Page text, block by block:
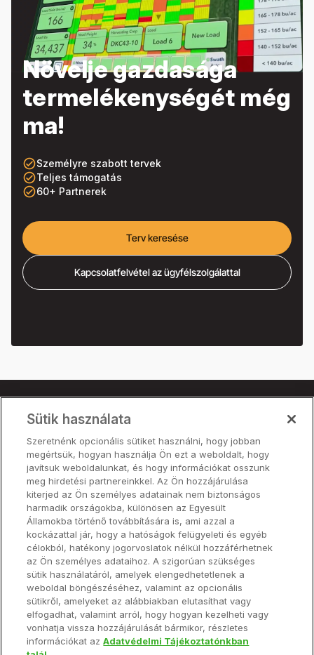
Növelje gazdasága
termelékenységét még
ma!
check_circle_outlineSzemélyre szabott tervek
check_circle_outlineTeljes támogatás
check_circle_outline60+ Partnerek
Terv keresése
Kapcsolatfelvétel az ügyfélszolgálattal
Termék
Árak
Partnerek
Termék
Hardver
Névjegy
Sütik használata
Szeretnénk opcionális sütiket használni, hogy jobban
megértsük, hogyan használja Ön ezt a weboldalt, hogy
javítsuk weboldalunkat, és hogy információkat osszunk
meg hirdetési partnereinkkel. Az Ön hozzájárulása
kiterjed az Ön személyes adatainak nem biztonságos
harmadik országokba, különösen az Egyesült
Államokba történő továbbítására is, ami azzal a
kockázattal jár, hogy a hatóságok felügyeleti és egyéb
célokból, hatékony jogorvoslatok nélkül hozzáférhetnek
az Ön személyes adataihoz. A szigorúan szükséges
sütik használatáról, amelyek elengedhetetlenek a
weboldal böngészéséhez, valamint az opcionális
sütikről, amelyeket az alábbiakban elutasíthat vagy
elfogadhat, valamint arról, hogy hogyan kezelheti vagy
vonhatja vissza hozzájárulását bármikor, részletes
információkat azAdatvédelmi Tájékoztatónkban